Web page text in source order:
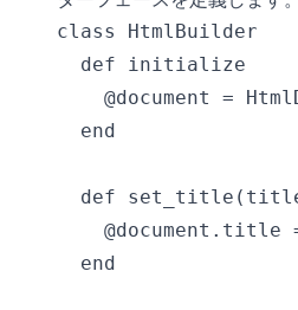
class HtmlBuilder
  def initialize
@document =
  end
def
@document.title
  end